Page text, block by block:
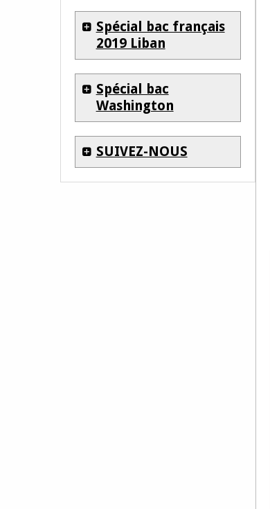
Spécial bac français
2019 Liban
Spécial bac
Washington
SUIVEZ-NOUS